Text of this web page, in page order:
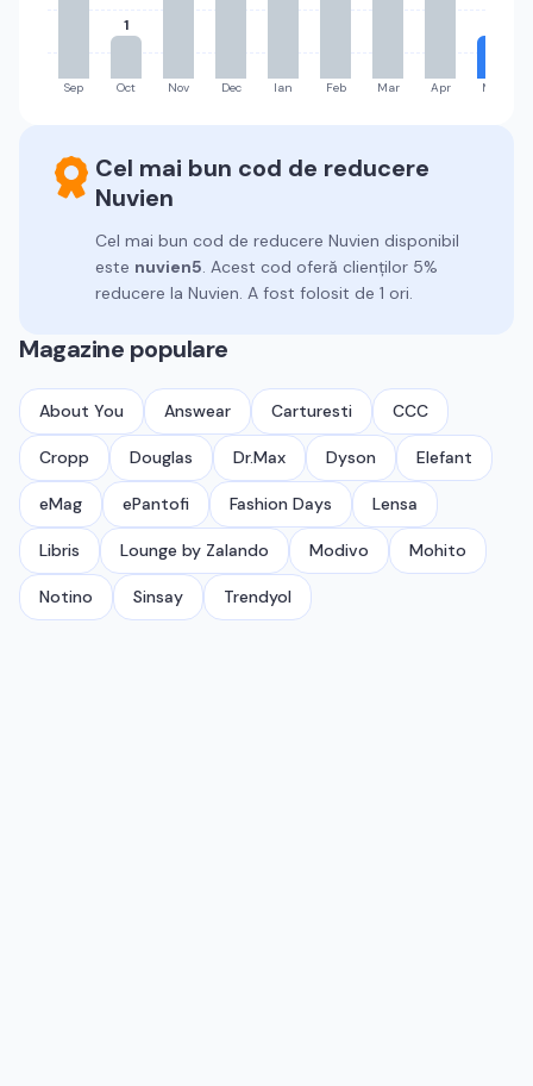
Sep
1
Oct Nov Dec Ian Feb Mar Apr Mai
Cel mai bun cod de reducere
Nuvien
Cel mai bun cod de reducere Nuvien disponibil
este nuvien5. Acest cod oferă clienților 5%
reducere la Nuvien. A fost folosit de 1 ori.
Magazine populare
About You Answear Carturesti CCC
Cropp Douglas Dr.Max Dyson Elefant
eMag ePantofi Fashion Days Lensa
Libris Lounge by Zalando Modivo Mohito
Notino Sinsay Trendyol